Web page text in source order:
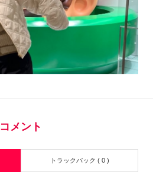
コメント
トラックバック ( 0 )